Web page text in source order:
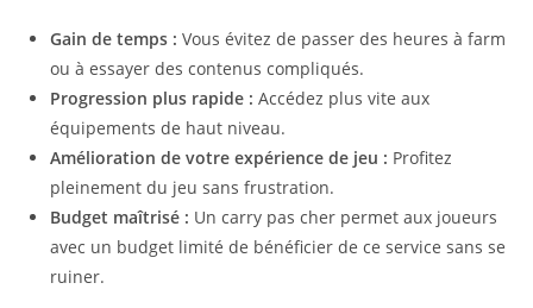
Gain de temps : Vous évitez de passer des heures à farm
ou à essayer des contenus compliqués.
Progression plus rapide : Accédez plus vite aux
équipements de haut niveau.
Amélioration de votre expérience de jeu : Profitez
pleinement du jeu sans frustration.
Budget maîtrisé : Un carry pas cher permet aux joueurs
avec un budget limité de bénéficier de ce service sans se
ruiner.